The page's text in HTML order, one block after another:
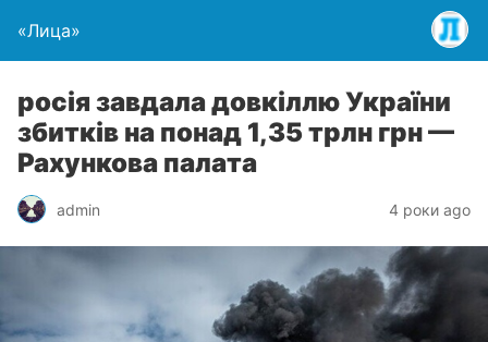
«Лица»
росія завдала довкіллю України
збитків на понад 1,35 трлн грн —
Рахункова палата
admin 4 роки ago